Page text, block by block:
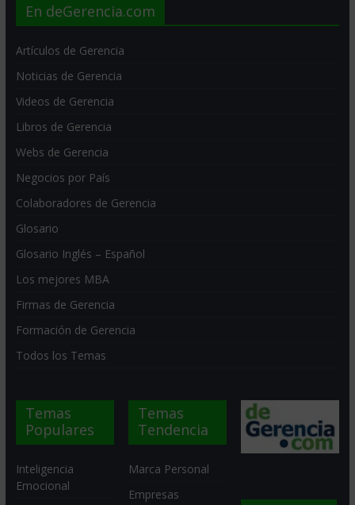
En deGerencia.com
Artículos de Gerencia
Noticias de Gerencia
Videos de Gerencia
Libros de Gerencia
Webs de Gerencia
Negocios por País
Colaboradores de Gerencia
Glosario
Glosario Inglés – Español
Los mejores MBA
Firmas de Gerencia
Formación de Gerencia
Todos los Temas
Temas
Populares
Inteligencia
Emocional
Temas
Tendencia
Marca Personal
Empresas